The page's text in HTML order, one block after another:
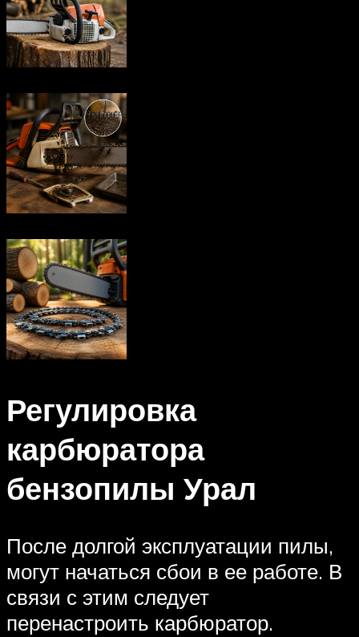
Регулировка
карбюратора
бензопилы Урал
После долгой эксплуатации пилы,
могут начаться сбои в ее работе. В
связи с этим следует
перенастроить карбюратор.